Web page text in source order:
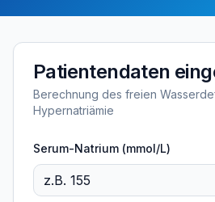
Patientendaten
Berechnung des freien
Hypernatriämie
Serum-Natrium (mmol/L)